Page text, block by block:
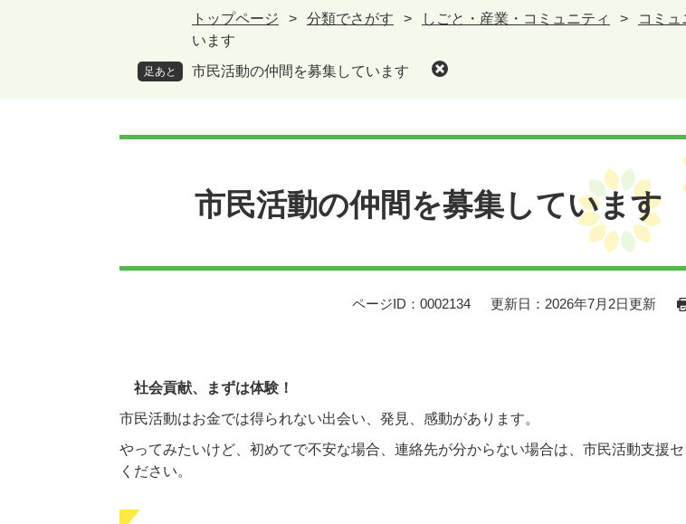
トップページ
> 分類でさがす > しごと・産業・コミュニティ > コミュ
います
足あと 市民活動の仲間を募集しています
市民活動の仲間を募集しています
ページID：0002134 更新日：2026年7月2日更新
社会貢献、まずは体験！
市民活動はお金では得られない出会い、発見、感動があります。
やってみたいけど、初めてで不安な場合、連絡先が分からない場合は、市民活動支援
ください。